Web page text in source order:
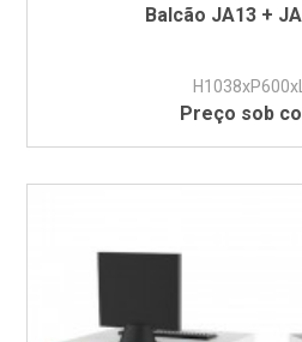
Balcão JA13 +
Preço sob